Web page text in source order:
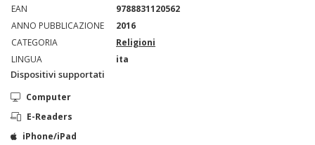
EAN
9788831120562
ANNO PUBBLICAZIONE
2016
CATEGORIA
Religioni
LINGUA
ita
Dispositivi supportati
Computer
E-Readers
iPhone/iPad